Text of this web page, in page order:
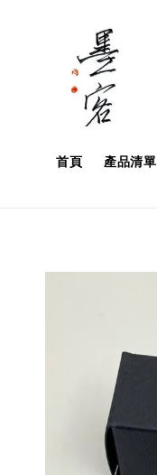
首頁 產品清單